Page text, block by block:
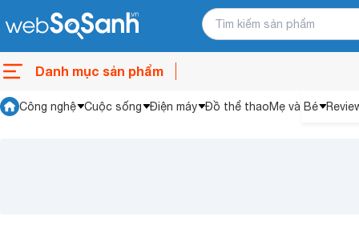
Danh mục sản phẩm
Công nghệ Cuộc sống Điện máy Đồ thể thaoMẹ và Bé